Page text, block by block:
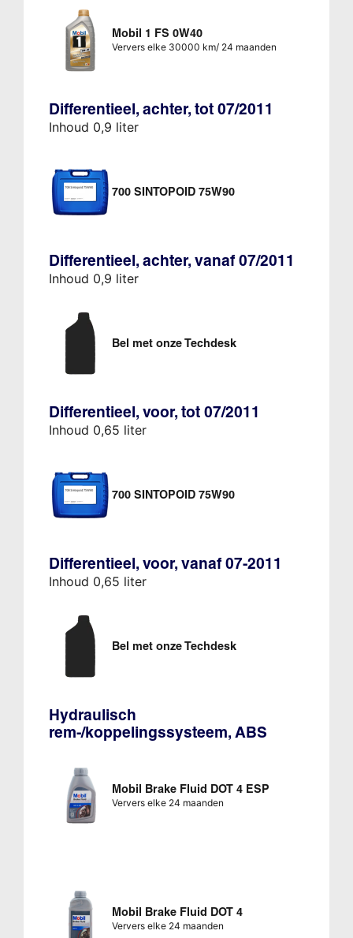
Mobil 1 FS 0W40
Ververs elke 30000 km/ 24 maanden
Differentieel, achter, tot 07/2011
Inhoud 0,9 liter
700 SINTOPOID 75W90
Differentieel, achter, vanaf 07/2011
Inhoud 0,9 liter
Bel met onze Techdesk
Differentieel, voor, tot 07/2011
Inhoud 0,65 liter
700 SINTOPOID 75W90
Differentieel, voor, vanaf 07-2011
Inhoud 0,65 liter
Bel met onze Techdesk
Hydraulisch
rem-/koppelingssysteem, ABS
Mobil Brake Fluid DOT 4 ESP
Ververs elke 24 maanden
Mobil Brake Fluid DOT 4
Ververs elke 24 maanden